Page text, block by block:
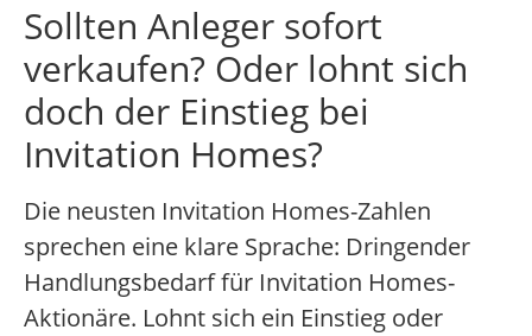
Sollten Anleger sofort
verkaufen? Oder lohnt sich
doch der Einstieg bei
Invitation Homes?
Die neusten Invitation Homes-Zahlen
sprechen eine klare Sprache: Dringender
Handlungsbedarf für Invitation Homes-
Aktionäre. Lohnt sich ein Einstieg oder